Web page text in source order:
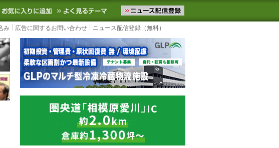
最新の物流ニュースをお届けします。物流ニュースメール配信を登録す
お気に入りに追加 よく見るテーマ
み 広告に関するお問い合わせ ニュース配信登録（無料）